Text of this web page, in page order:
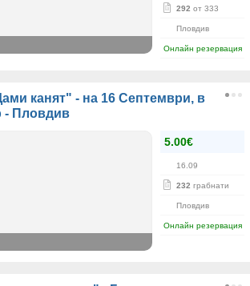
292 от 333
Пловдив
Онлайн резервация
канят" - на 16 Септември, в
- Пловдив
5.00€
16.09
232 грабнати
Пловдив
Онлайн резервация